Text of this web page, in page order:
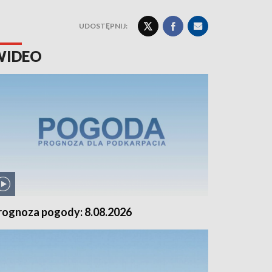
UDOSTĘPNIJ:
pogody: 8.08.2026